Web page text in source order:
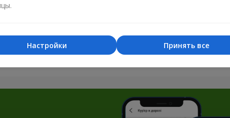
Все фото доставок
Принять все
Настройки